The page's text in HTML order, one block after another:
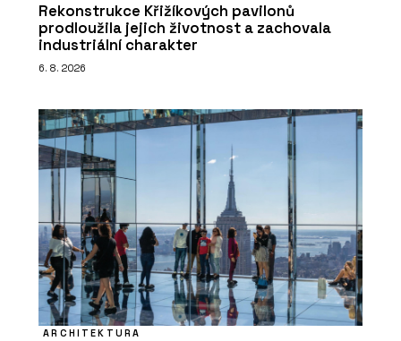
Rekonstrukce Křižíkových pavilonů
prodloužila jejich životnost a zachovala
industriální charakter
6. 8. 2026
ARCHITEKTURA